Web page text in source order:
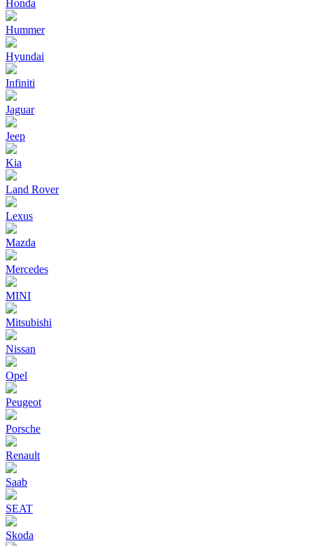
Honda
Hummer
Hyundai
Infiniti
Jaguar
Jeep
Kia
Land Rover
Lexus
Mazda
Mercedes
MINI
Mitsubishi
Nissan
Opel
Peugeot
Porsche
Renault
Saab
SEAT
Skoda